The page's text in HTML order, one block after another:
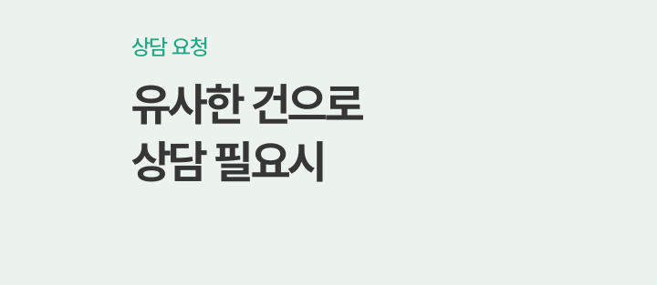
상담 요청
유사한 건으로
상담 필요시